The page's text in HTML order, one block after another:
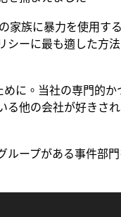
家族に暴力を使用す
ーに最も適した方
に。当社の専門的
他の会社が好きさ
ープがある事件部